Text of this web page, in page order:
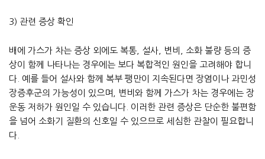
3) 관련 증상 확인
배에 가스가 차는 증상 외에도 복통, 설사, 변비, 소화 불량 등의 증
상이 함께 나타나는 경우에는 보다 복합적인 원인을 고려해야 합니
다. 예를 들어 설사와 함께 복부 팽만이 지속된다면 장염이나 과민성
장증후군의 가능성이 있으며, 변비와 함께 가스가 차는 경우에는 장
운동 저하가 원인일 수 있습니다. 이러한 관련 증상은 단순한 불편함
을 넘어 소화기 질환의 신호일 수 있으므로 세심한 관찰이 필요합니
다.